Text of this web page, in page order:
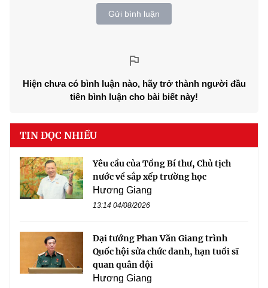
Gửi bình luận
Hiện chưa có bình luận nào, hãy trở thành người đầu
tiên bình luận cho bài biết này!
TIN ĐỌC NHIỀU
Yêu cầu của Tổng Bí thư, Chủ tịch
nước về sắp xếp trường học
Hương Giang
13:14 04/08/2026
Đại tướng Phan Văn Giang trình
Quốc hội sửa chức danh, hạn tuổi sĩ
quan quân đội
Hương Giang